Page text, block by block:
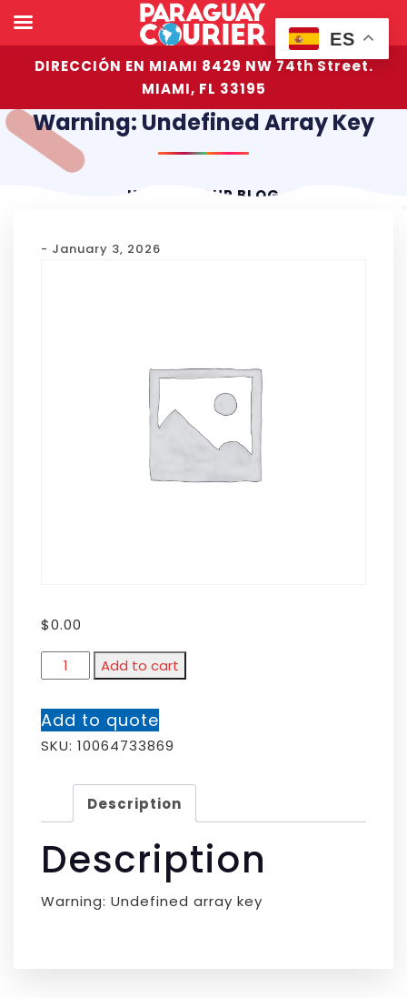
DIRECCIÓN EN MIAMI 8429 NW 74th Street.
MIAMI, FL 33195
Warning: Undefined Array Key
HOME OUR BLOG
- January 3, 2026
$0.00
Add to cart
Add to quote
SKU: 10064733869
Description
Description
Warning: Undefined array key
ES